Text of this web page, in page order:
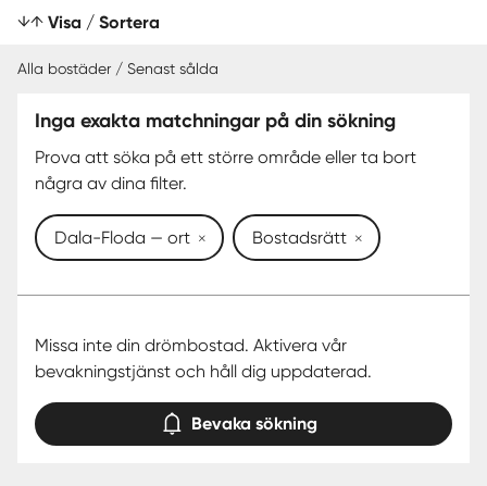
Visa / Sortera
SENAST SÅLDA
Alla bostäder / Senast sålda
Inga exakta matchningar på din sökning
Prova att söka på ett större område eller ta bort
några av dina filter.
Dala-Floda — ort Bostadsrätt
Missa inte din drömbostad. Aktivera vår
bevakningstjänst och håll dig uppdaterad.
Bevaka sökning